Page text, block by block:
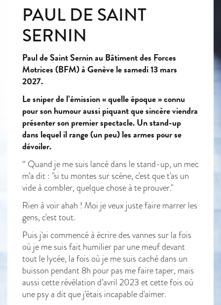
PAUL DE SAINT
SERNIN
Paul de Saint Sernin au Bâtiment des Forces
Motrices (BFM) à Genève le samedi 13 mars
2027.
Le sniper de l’émission « quelle époque » connu
pour son humour aussi piquant que sincèreviendra
présenter son premier spectacle. Un stand-up
dans lequel il range (un peu) les armes pour se
dévoiler.
“ Quand je me suis lancé dans le stand-up, un mec
m’a dit : "si tu montes sur scène, c'est que t'as un
vide à combler, quelque chose à te prouver."
Rien à voir ahah ! Moi je veux juste faire marrer les
gens, c'est tout.
Puis j'ai commencé à écrire des vannes sur la fois
où je me suis fait humilier par une meuf devant
tout le lycée, la fois où je me suis caché dans un
buisson pendant 8h pour pas me faire taper, mais
aussi cette révélation d’avril 2023 et cette fois où
une psy a dit que j'étais incapable d'aimer.